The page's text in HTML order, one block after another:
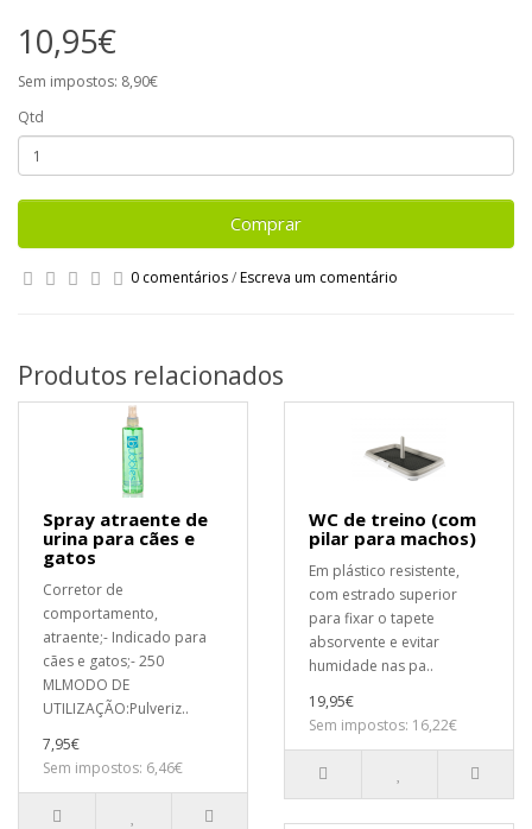
10,95€
Sem impostos: 8,90€
Qtd
Comprar
0 comentários/Escreva um comentário
Produtos relacionados
Spray atraente de
urina para cães e
gatos
Corretor de
comportamento,
atraente;- Indicado para
cães e gatos;- 250
MLMODO DE
UTILIZAÇÃO:Pulveriz..
7,95€
Sem impostos: 6,46€
WC de treino (com
pilar para machos)
Em plástico resistente,
com estrado superior
para fixar o tapete
absorvente e evitar
humidade nas pa..
19,95€
Sem impostos: 16,22€